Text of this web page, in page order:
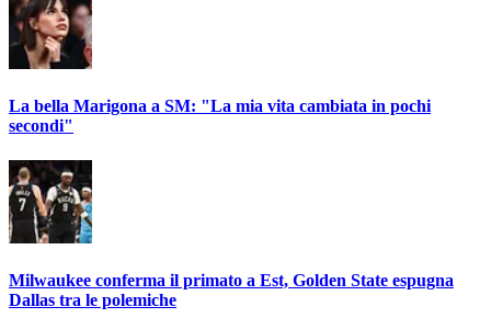
La bella Marigona a SM: "La mia vita cambiata in pochi
secondi"
Milwaukee conferma il primato a Est, Golden State espugna
Dallas tra le polemiche